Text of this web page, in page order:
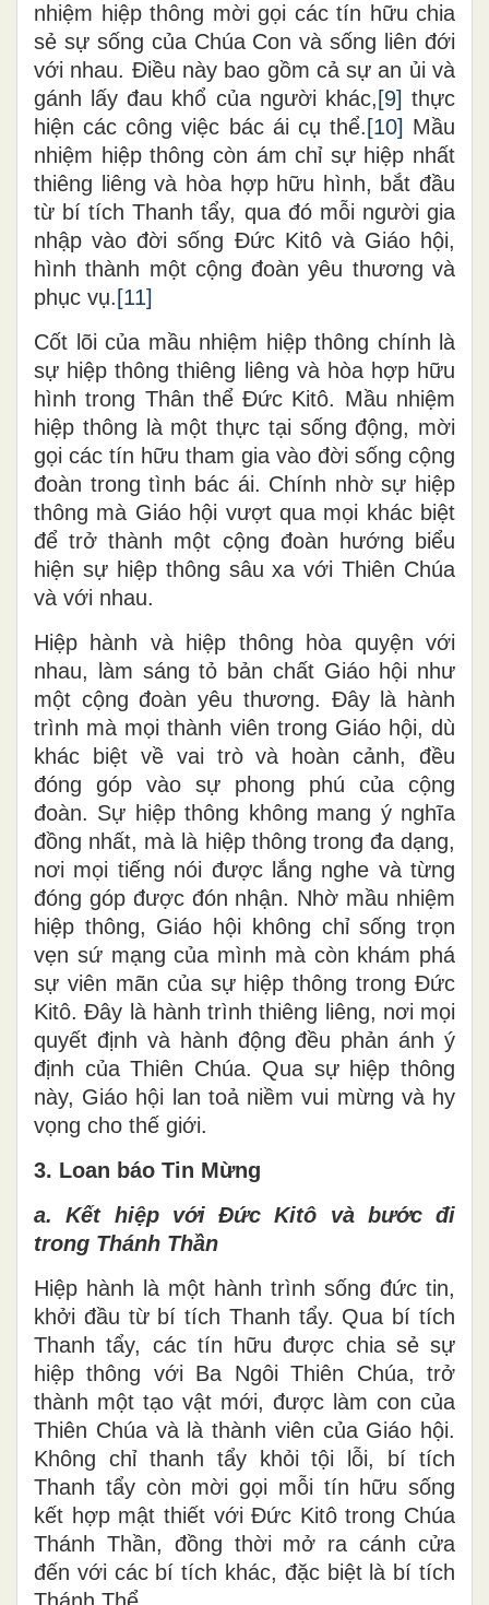
nhiệm hiệp thông mời gọi các tín hữu chia
sẻ sự sống của Chúa Con và sống liên đới
với nhau. Điều này bao gồm cả sự an ủi và
gánh lấy đau khổ của người khác, [9] thực
hiện các công việc bác ái cụ thể. [10] Mầu
nhiệm hiệp thông còn ám chỉ sự hiệp nhất
thiêng liêng và hòa hợp hữu hình, bắt đầu
từ bí tích Thanh tẩy, qua đó mỗi người gia
nhập vào đời sống Đức Kitô và Giáo hội,
hình thành một cộng đoàn yêu thương và
phục vụ. [11]
Cốt lõi của mầu nhiệm hiệp thông chính là
sự hiệp thông thiêng liêng và hòa hợp hữu
hình trong Thân thể Đức Kitô. Mầu nhiệm
hiệp thông là một thực tại sống động, mời
gọi các tín hữu tham gia vào đời sống cộng
đoàn trong tình bác ái. Chính nhờ sự hiệp
thông mà Giáo hội vượt qua mọi khác biệt
để trở thành một cộng đoàn hướng biểu
hiện sự hiệp thông sâu xa với Thiên Chúa
và với nhau.
Hiệp hành và hiệp thông hòa quyện với
nhau, làm sáng tỏ bản chất Giáo hội như
một cộng đoàn yêu thương. Đây là hành
trình mà mọi thành viên trong Giáo hội, dù
khác biệt về vai trò và hoàn cảnh, đều
đóng góp vào sự phong phú của cộng
đoàn. Sự hiệp thông không mang ý nghĩa
đồng nhất, mà là hiệp thông trong đa dạng,
nơi mọi tiếng nói được lắng nghe và từng
đóng góp được đón nhận. Nhờ mầu nhiệm
hiệp thông, Giáo hội không chỉ sống trọn
vẹn sứ mạng của mình mà còn khám phá
sự viên mãn của sự hiệp thông trong Đức
Kitô. Đây là hành trình thiêng liêng, nơi mọi
quyết định và hành động đều phản ánh ý
định của Thiên Chúa. Qua sự hiệp thông
này, Giáo hội lan toả niềm vui mừng và hy
vọng cho thế giới.
3. Loan báo Tin Mừng
a. Kết hiệp với Đức Kitô và bước đi
trong Thánh Thần
Hiệp hành là một hành trình sống đức tin,
khởi đầu từ bí tích Thanh tẩy. Qua bí tích
Thanh tẩy, các tín hữu được chia sẻ sự
hiệp thông với Ba Ngôi Thiên Chúa, trở
thành một tạo vật mới, được làm con của
Thiên Chúa và là thành viên của Giáo hội.
Không chỉ thanh tẩy khỏi tội lỗi, bí tích
Thanh tẩy còn mời gọi mỗi tín hữu sống
kết hợp mật thiết với Đức Kitô trong Chúa
Thánh Thần, đồng thời mở ra cánh cửa
đến với các bí tích khác, đặc biệt là bí tích